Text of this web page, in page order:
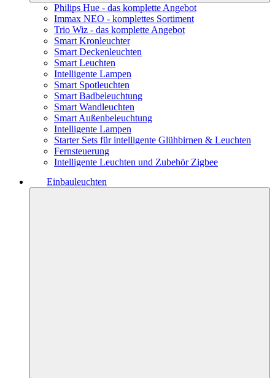
Philips Hue - das komplette Angebot
Immax NEO - komplettes Sortiment
Trio Wiz - das komplette Angebot
Smart Kronleuchter
Smart Deckenleuchten
Smart Leuchten
Intelligente Lampen
Smart Spotleuchten
Smart Badbeleuchtung
Smart Wandleuchten
Smart Außenbeleuchtung
Intelligente Lampen
Starter Sets für intelligente Glühbirnen & Leuchten
Fernsteuerung
Intelligente Leuchten und Zubehör Zigbee
Einbauleuchten